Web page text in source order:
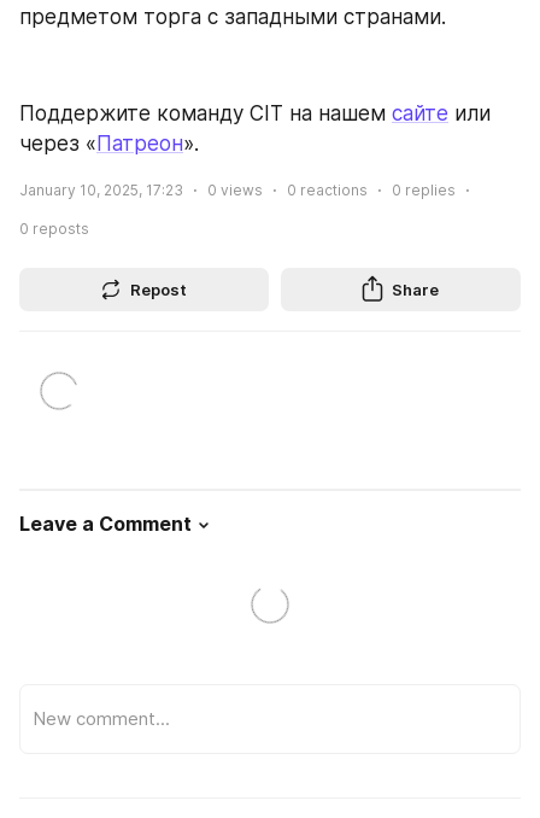
предметом торга с западными странами.
Поддержите команду CIT на нашем сайте или
через « Патреон».
January 10, 2025, 17:23 0 views 0 reactions 0 replies
0 reposts
Repost Share
Leave a Comment